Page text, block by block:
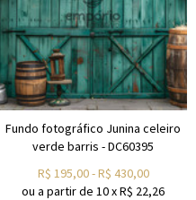
Fundo fotográfico Junina celeiro
verde barris - DC60395
R$ 195,00-R$ 430,00
ou a partir de 10xR$ 22,26